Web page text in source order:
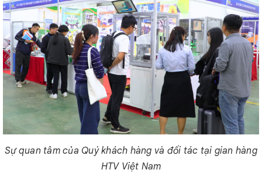
Sự quan tâm của Quý khách hàng và đối tác tại gian hàng
HTV Việt Nam